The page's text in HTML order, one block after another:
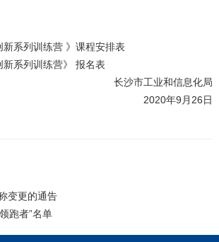
新系列训练营 》课程安排表
系列训练营》 报名表
长沙市工业和信息化局
2020年9月26日
变更的通告
跑者”名单